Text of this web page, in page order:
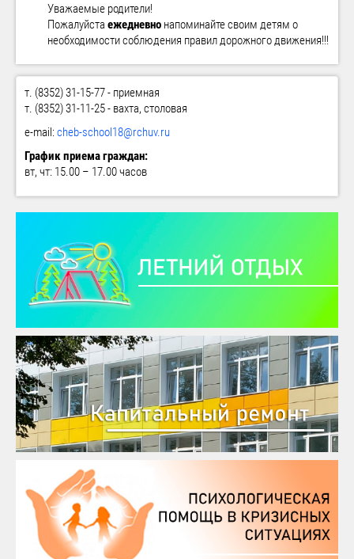
Уважаемые родители!
Пожалуйста ежедневно напоминайте своим детям о
необходимости соблюдения правил дорожного движения!!!
т. (8352) 31-15-77 - приемная
т. (8352) 31-11-25 - вахта, столовая
e-mail:cheb-school18@rchuv.ru
График приема граждан:
вт, чт: 15.00 – 17.00 часов